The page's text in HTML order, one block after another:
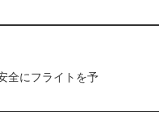
シェ
て、空港での
り異なりま
全にフライトを予